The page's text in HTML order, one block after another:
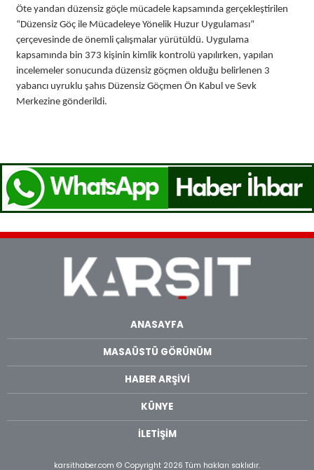
Öte yandan düzensiz göçle mücadele kapsamında gerçekleştirilen
“Düzensiz Göç ile Mücadeleye Yönelik Huzur Uygulaması”
çerçevesinde de önemli çalışmalar yürütüldü. Uygulama
kapsamında bin 373 kişinin kimlik kontrolü yapılırken, yapılan
incelemeler sonucunda düzensiz göçmen olduğu belirlenen 3
yabancı uyruklu şahıs Düzensiz Göçmen Ön Kabul ve Sevk
Merkezine gönderildi.
ANASAYFA
MASAÜSTÜ GÖRÜNÜM
HABER ARŞİVİ
KÜNYE
İLETİŞİM
karsithaber.com © Copyright 2026 Tüm hakları saklıdır.